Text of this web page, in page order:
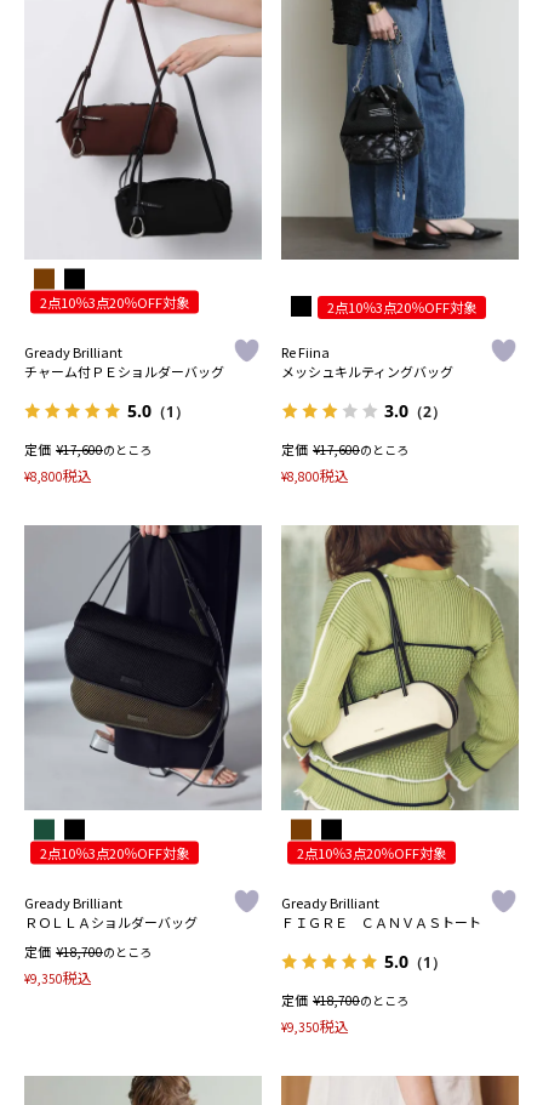
2点10％3点20％OFF対象
Gready Brilliant
チャーム付ＰＥショルダーバッグ
5.0 （1）
定価 ¥17,600のところ
¥8,800税込
2点10％3点20％OFF対象
Re Fiina
メッシュキルティングバッグ
3.0 （2）
定価 ¥17,600のところ
¥8,800税込
2点10％3点20％OFF対象
Gready Brilliant
ＲＯＬＬＡショルダーバッグ
定価 ¥18,700のところ
¥9,350税込
2点10％3点20％OFF対象
Gready Brilliant
ＦＩＧＲＥ ＣＡＮＶＡＳトート
5.0 （1）
定価 ¥18,700のところ
¥9,350税込